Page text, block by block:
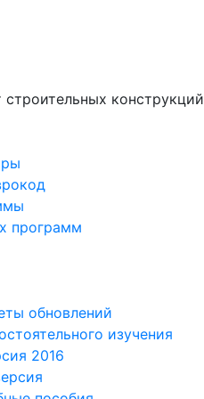
конструкций
программ
обновлений
изучения
2016